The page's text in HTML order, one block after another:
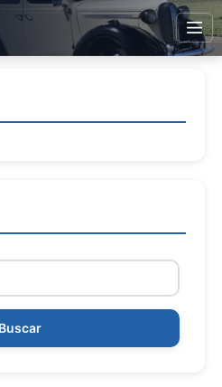
Buscar